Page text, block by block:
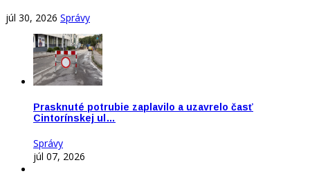
júl 30, 2026 Správy
Prasknuté potrubie zaplavilo a uzavrelo časť
Cintorínskej ul…
Správy
júl 07, 2026